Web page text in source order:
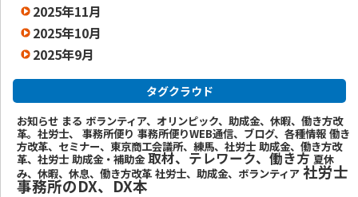
2025年11月
2025年10月
2025年9月
タグクラウド
お知らせ まる ボランティア、オリンピック、助成金、休暇、働き方改
革。社労士、
事務所便り 事務所便りWEB通信、ブログ、各種情報 働き
方改革、セミナー、東京商工会議所、練馬、社労士 助成金、働き方改
革、社労士 助成金・補助金 取材、テレワーク、働き方 夏休
み、休暇、休息、働き方改革 社労士、助成金、ボランティア 社労士
事務所のDX、DX本